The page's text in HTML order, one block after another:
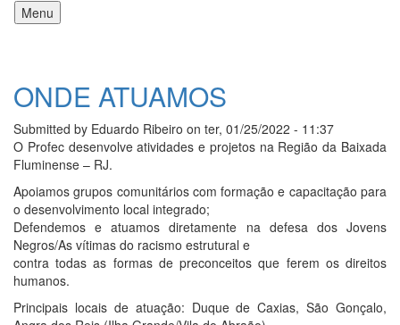
Pular
para
Menu
navigation
ONDE ATUAMOS
Submitted by Eduardo Ribeiro on ter, 01/25/2022 - 11:37
O Profec desenvolve atividades e projetos na Região da Baixada
Fluminense – RJ.
Apoiamos grupos comunitários com formação e capacitação para
o desenvolvimento local integrado;
Defendemos e atuamos diretamente na defesa dos Jovens
Negros/As vítimas do racismo estrutural e
contra todas as formas de preconceitos que ferem os direitos
humanos.
Principais locais de atuação: Duque de Caxias, São Gonçalo,